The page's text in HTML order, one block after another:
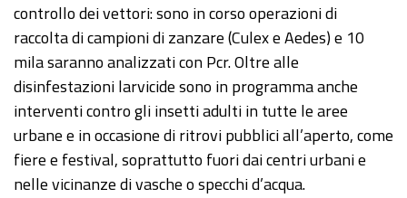
controllo dei vettori: sono in corso operazioni di
raccolta di campioni di zanzare (Culex e Aedes) e 10
mila saranno analizzati con Pcr. Oltre alle
disinfestazioni larvicide sono in programma anche
interventi contro gli insetti adulti in tutte le aree
urbane e in occasione di ritrovi pubblici all’aperto, come
fiere e festival, soprattutto fuori dai centri urbani e
nelle vicinanze di vasche o specchi d’acqua.